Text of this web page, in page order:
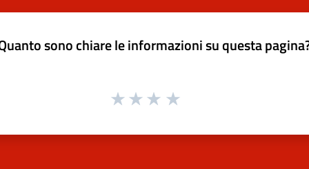
sono chiare le informazioni su questa